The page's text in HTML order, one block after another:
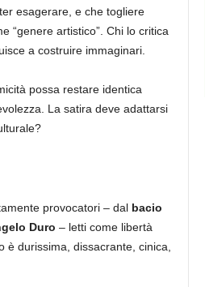
esagerare, e che togliere
“genere artistico”. Chi lo critica
a costruire immaginari.
possa restare identica
La satira deve adattarsi
provocatori – dal bacio
Duro – letti come libertà
durissima, dissacrante, cinica,